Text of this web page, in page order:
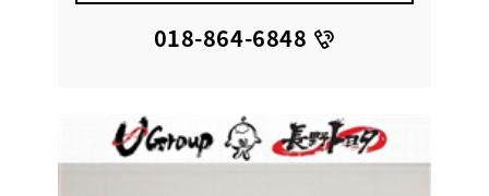
018-864-6848